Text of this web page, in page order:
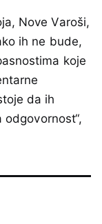
Nove Varoši,
ih ne bude,
koje
da ih